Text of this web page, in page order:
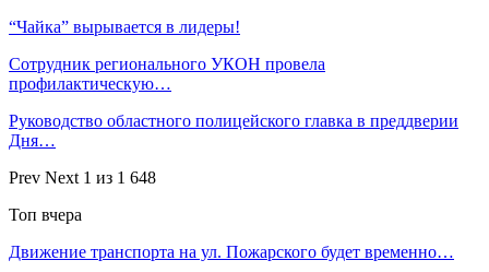
“Чайка” вырывается в лидеры!
Сотрудник регионального УКОН провела
профилактическую…
Руководство областного полицейского главка в преддверии
Дня…
Prev Next 1 из 1 648
Топ вчера
Движение транспорта на ул. Пожарского будет временно…